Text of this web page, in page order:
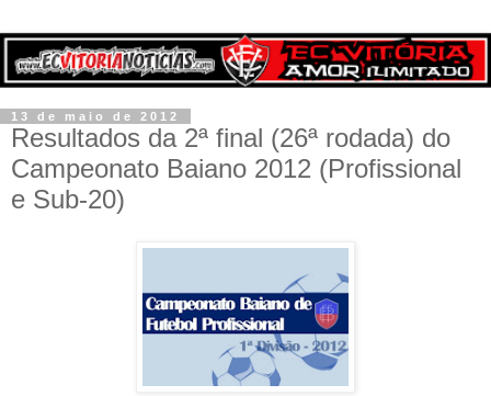
13 de maio de 2012
Resultados da 2ª final (26ª rodada) do
Campeonato Baiano 2012 (Profissional
e Sub-20)